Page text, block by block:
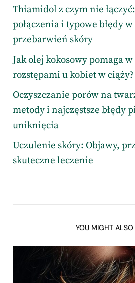
Thiamidol z czym nie
połączenia i typowe błędy
przebarwień skóry
Jak olej kokosowy pomaga
rozstępami u kobiet w ciąży?
Oczyszczanie porów na
metody i najczęstsze błędy
uniknięcia
Uczulenie skóry: Objawy,
skuteczne leczenie
YOU MIGHT ALSO